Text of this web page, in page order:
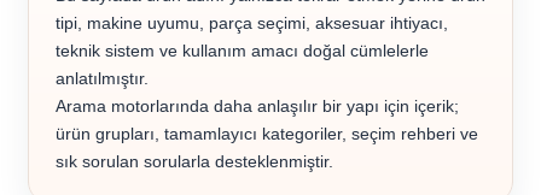
tipi, makine uyumu, parça seçimi, aksesuar ihtiyacı,
teknik sistem ve kullanım amacı doğal cümlelerle
anlatılmıştır.
Arama motorlarında daha anlaşılır bir yapı için içerik;
ürün grupları, tamamlayıcı kategoriler, seçim rehberi ve
sık sorulan sorularla desteklenmiştir.